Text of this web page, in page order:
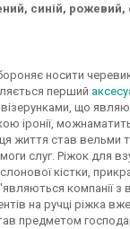
синій, рожевий,
носити
перший
візерунками, що
іронії,
життя став вельми
слуг. Ріжок для
кістки,
компанії з
на ручці ріжка
предметом